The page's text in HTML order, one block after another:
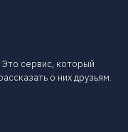
сервис, который
о них друзьям.